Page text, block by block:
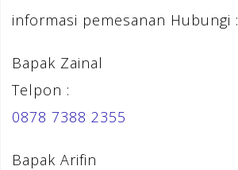
informasi pemesanan Hubungi :
Bapak Zainal
Telpon :
0878 7388 2355
Bapak Arifin